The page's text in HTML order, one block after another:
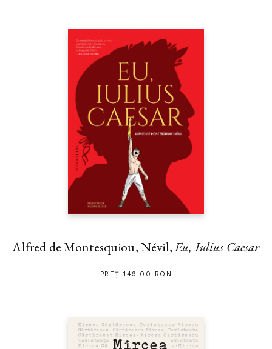
Alfred de Montesquiou, Névil,Eu, Iulius Caesar
PREȚ 149.00 RON